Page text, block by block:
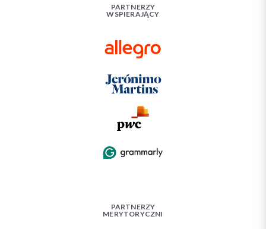
PARTNERZY
WSPIERAJĄCY
PARTNERZY
MERYTORYCZNI